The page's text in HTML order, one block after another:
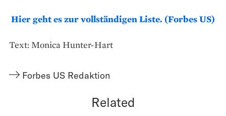
Hier geht es zur vollständigen Liste. (Forbes US)
Text: Monica Hunter-Hart
Forbes US Redaktion
Related